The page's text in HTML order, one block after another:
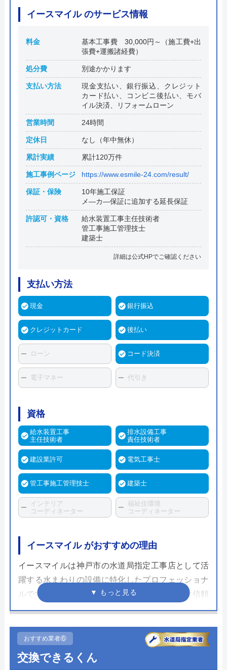
イースマイル のサービス情報
料金
基本工事費 30,000円～（施工費+出
張費+運搬諸経費）
処分費 別途かかります
支払い方法
現金支払い、銀行振込、クレジット
カード払い、コンビニ後払い、モバ
イル決済、リフォームローン
営業時間 24時間
定休日 なし（年中無休）
累計実績 累計120万件
施工事例ページ https://www.esmile-24.com/result/
保証・保険
10年施工保証
メ―カ―保証に追加する延長保証
許認可・資格
給水装置工事主任技術者
管工事施工管理技士
建築士
詳細は公式HPでご確認ください
支払い方法
現金 銀行振込
クレジットカード 後払い
ローン コード決済
電子マネー 代引き
資格
給水装置工事
主任技術者
排水設備工事
責任技術者
建設業許可 電気工事士
管工事施工管理技士 建築士
インテリア
コーディネーター
福祉住環境
コーディネーター
イースマイル がおすすめの理由
イースマイルは神戸市の水道局指定工事店として活
躍する水まわりの設備に特化したプロフェッショナ
ルです。市営水道の工事も対応できる圧倒的な信頼
度が強みで、熟練のスタッフが施工を担当します。
かりますが、イースマイルでは豊富な経験から最適
な設備を選定してくれます。さらにその設備は安価
で入荷できるため施工費用を抑えることも狙えま
おすすめ業者⑥
交換できるくん